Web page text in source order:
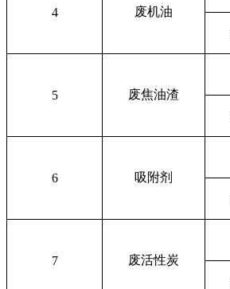
4 废机油
5 废焦油渣
6 吸附剂
7 废活性炭